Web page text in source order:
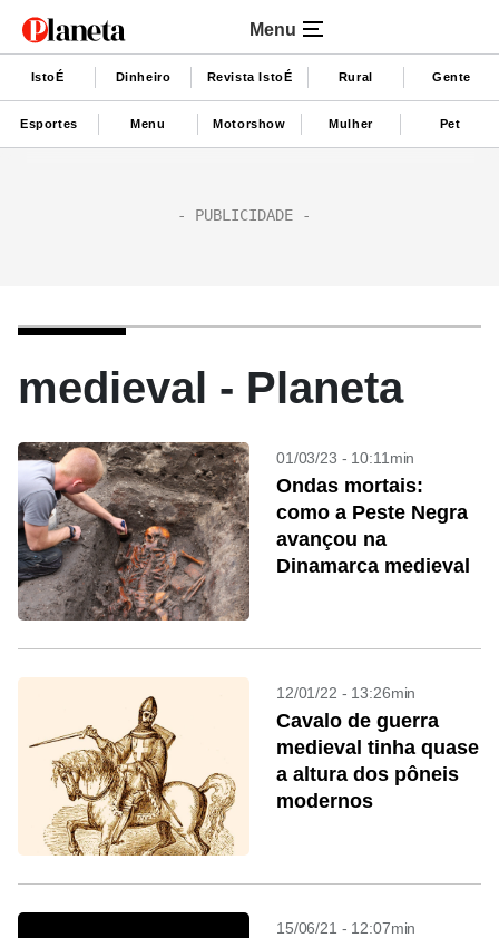
Menu
IstoÉ Dinheiro Revista IstoÉ Rural Gente
Esportes Menu Motorshow Mulher Pet
medieval - Planeta
01/03/23 - 10:11min
Ondas mortais:
como a Peste Negra
avançou na
Dinamarca medieval
12/01/22 - 13:26min
Cavalo de guerra
medieval tinha quase
a altura dos pôneis
modernos
15/06/21 - 12:07min